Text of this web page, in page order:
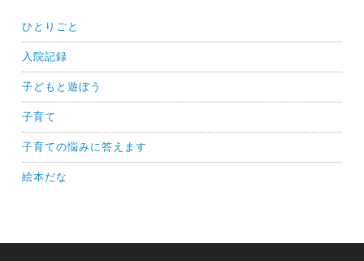
ひとりごと
入院記録
子どもと遊ぼう
子育て
子育ての悩みに答えます
絵本だな